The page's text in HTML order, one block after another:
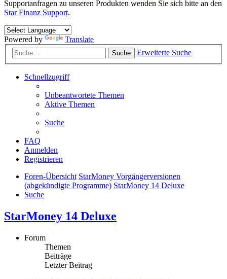
Supportanfragen zu unseren Produkten wenden Sie sich bitte an den
Star Finanz Support.
Powered by Translate
Suche Erweiterte Suche
Schnellzugriff
Unbeantwortete Themen
Aktive Themen
Suche
FAQ
Anmelden
Registrieren
Foren-Übersicht StarMoney Vorgängerversionen
(abgekündigte Programme) StarMoney 14 Deluxe
Suche
StarMoney 14 Deluxe
Forum
Themen
Beiträge
Letzter Beitrag